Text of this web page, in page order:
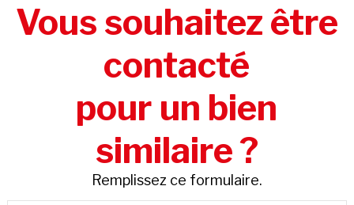
Vous souhaitez être
contacté
pour un bien
similaire ?
Remplissez ce formulaire.